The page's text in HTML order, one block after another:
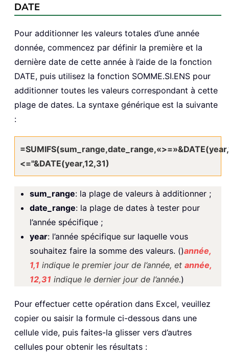
DATE
Pour additionner les valeurs totales d’une année
donnée, commencez par définir la première et la
dernière date de cette année à l’aide de la fonction
DATE, puis utilisez la fonction SOMME.SI.ENS pour
additionner toutes les valeurs correspondant à cette
plage de dates. La syntaxe générique est la suivante
:
<="&DATE(year,12,31)
sum_range: la plage de valeurs à additionner ;
date_range: la plage de dates à tester pour
l’année spécifique ;
year: l’année spécifique sur laquelle vous
souhaitez faire la somme des valeurs. ()année,
1,1 indique le premier jour de l’année, et année,
12,31 indique le dernier jour de l’année.)
Pour effectuer cette opération dans Excel, veuillez
copier ou saisir la formule ci-dessous dans une
cellule vide, puis faites-la glisser vers d’autres
cellules pour obtenir les résultats :